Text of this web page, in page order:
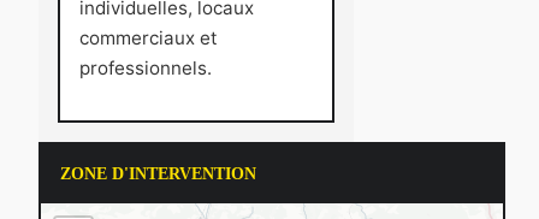
individuelles, locaux
commerciaux et
professionnels.
ZONE D'INTERVENTION